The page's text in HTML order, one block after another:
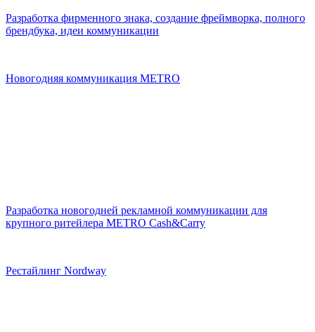
Разработка фирменного знака, создание фреймворка, полного
брендбука, идеи коммуникации
Новогодняя коммуникация METRO
Разработка новогодней рекламной коммуникации для
крупного ритейлера METRO Cash&Carry
Рестайлинг Nordway